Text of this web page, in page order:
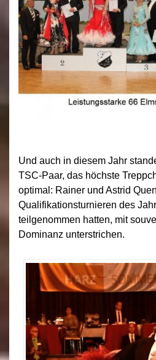
Und auch in diesem Jahr
TSC-Paar, das höchste
optimal: Rainer und Astrid
Qualifikationsturnieren des
teilgenommen hatten, mit
Dominanz unterstrichen.